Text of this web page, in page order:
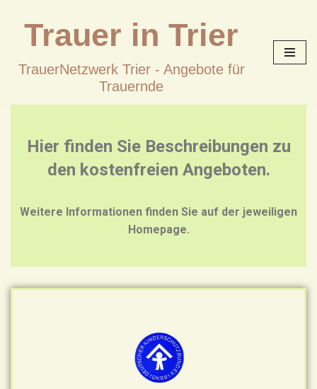
springen
Trauer in Trier
TrauerNetzwerk Trier - Angebote für
Trauernde
Hier finden Sie Beschreibungen zu
den kostenfreien Angeboten.
Weitere Informationen finden Sie auf der jeweiligen
Homepage.